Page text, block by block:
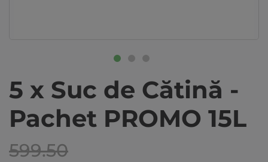
5 x Suc de Cătină -
Pachet PROMO 15L
599.50